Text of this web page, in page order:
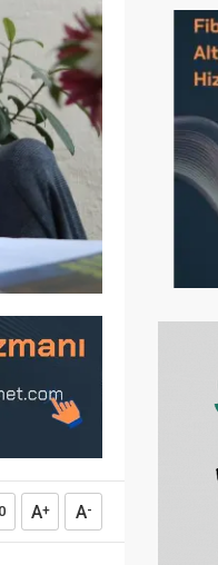
0 A+ A-